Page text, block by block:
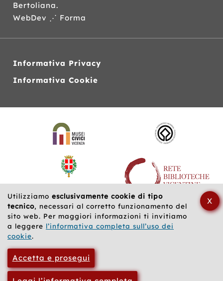
Utilizziamo esclusivamente cookie di tipo
tecnico, necessari al corretto funzionamento del
sito web. Per maggiori informazioni ti invitiamo
a leggere l’informativa completa sull’uso dei
cookie.
Accetta e prosegui
X
Bertoliana.
WebDev ⋰ Forma
Informativa Privacy
Informativa Cookie